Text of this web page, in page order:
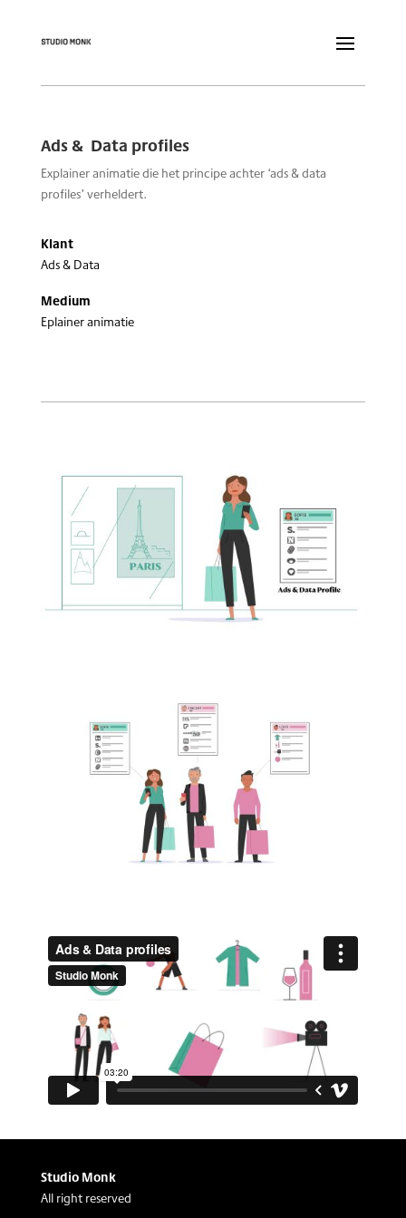
Ads & Data profiles
Explainer animatie die het principe achter ‘ads & data
profiles’ verheldert.
Klant
Ads & Data
Medium
Eplainer animatie
Studio Monk
All right reserved